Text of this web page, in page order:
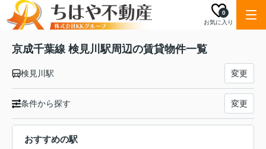
お気に入り
0
京成千葉線 検見川駅周辺の賃貸物件一覧
検見川駅 変更
条件から探す 変更
おすすめの駅